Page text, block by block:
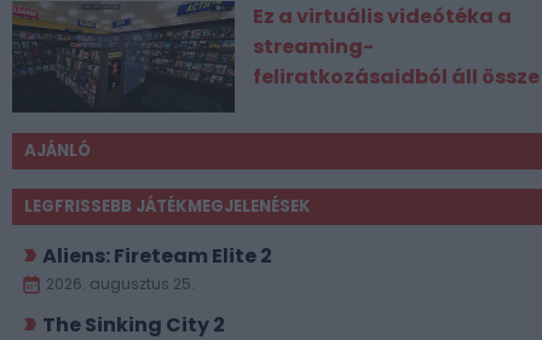
Ez a virtuális videótéka a
streaming-
feliratkozásaidból áll össze
AJÁNLÓ
LEGFRISSEBB JÁTÉKMEGJELENÉSEK
Aliens: Fireteam Elite 2
2026. augusztus 25.
The Sinking City 2